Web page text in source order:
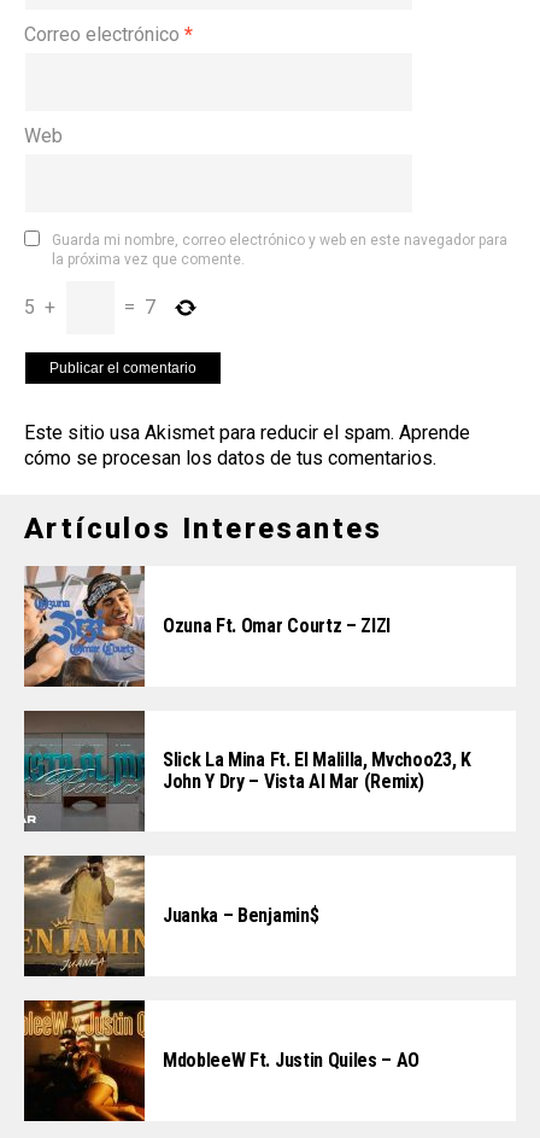
Correo electrónico *
Web
Guarda mi nombre, correo electrónico y web en este navegador para
la próxima vez que comente.
5 + = 7
Este sitio usa Akismet para reducir el spam. Aprende
cómo se procesan los datos de tus comentarios.
Artículos Interesantes
Ozuna Ft. Omar Courtz – ZIZI
Slick La Mina Ft. El Malilla, Mvchoo23, K
John Y Dry – Vista Al Mar (Remix)
Juanka – Benjamin$
MdobleeW Ft. Justin Quiles – AO